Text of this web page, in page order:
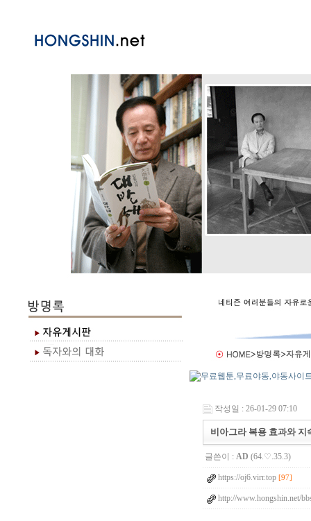
작성일 : 26-01-29 07:10
비아그라 복용 효과와 지
글쓴이 : AD (64.♡.35.3)
https://oj6.virr.top [97]
http://www.hongshin.net/